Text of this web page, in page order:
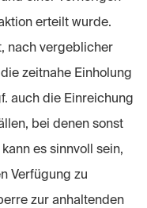
erteilt wurde.
nach vergeblicher
zeitnahe Einholung
auch die Einreichung
bei denen sonst
es sinnvoll sein,
Verfügung zu
zur anhaltenden